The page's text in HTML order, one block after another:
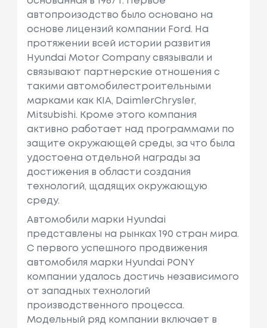
автопроизодство было основано на
основе лицензий компании Ford. На
протяжении всей истории развития
Hyundai Motor Company связывали и
связывают партнерские отношения с
такими автомобилестроительными
марками как KIA, DaimlerChrysler,
Mitsubishi. Кроме этого компания
активно работает над программами по
защите окружающей среды, за что была
удостоена отдельной награды за
достижения в области создания
технологий, щадящих окружающую
среду.
Автомобили марки Hyundai
представлены на рынках 190 стран мира.
C первого успешного продвижения
автомобиля марки Hyundai PONY
компании удалось достичь независимого
от западных технологий
производственного процесса.
Модельный ряд компании включает в